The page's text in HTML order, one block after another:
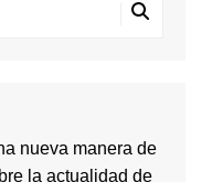
nueva manera de
la actualidad de